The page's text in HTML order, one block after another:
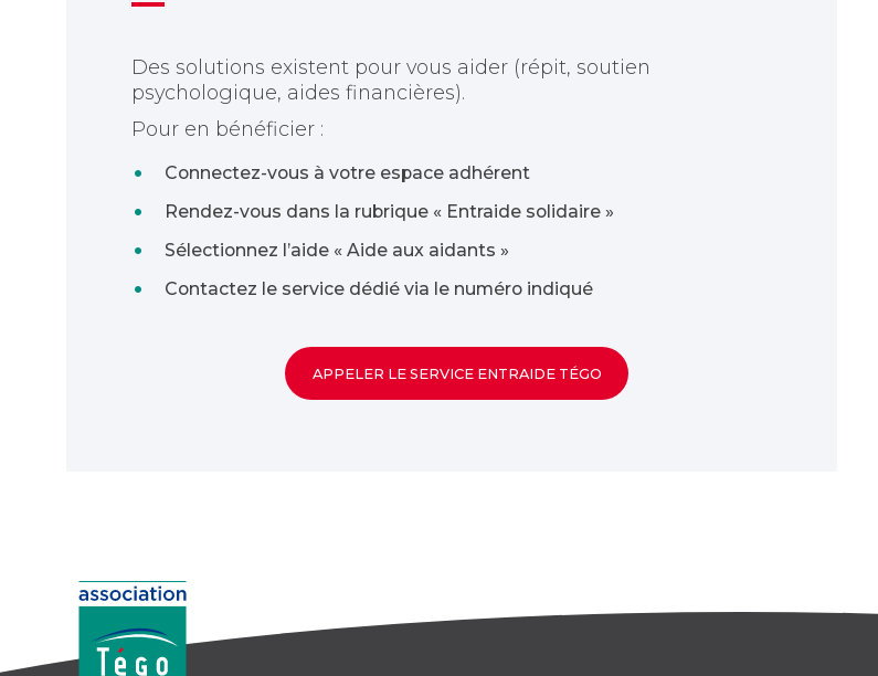
Des solutions existent pour vous aider (répit, soutien
psychologique, aides financières).
Pour en bénéficier :
Connectez-vous à votre espace adhérent
Rendez-vous dans la rubrique « Entraide solidaire »
Sélectionnez l’aide « Aide aux aidants »
Contactez le service dédié via le numéro indiqué
APPELER LE SERVICE ENTRAIDE TÉGO